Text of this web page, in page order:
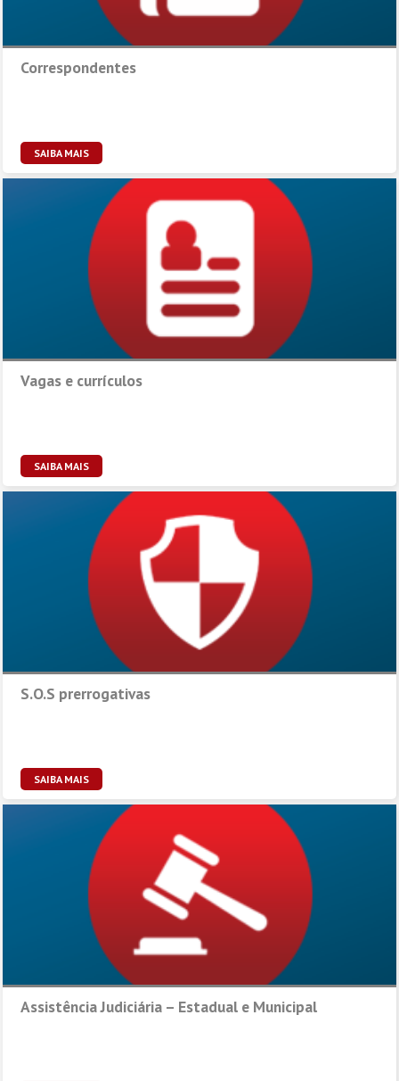
Correspondentes
SAIBA MAIS
Vagas e currículos
SAIBA MAIS
S.O.S prerrogativas
SAIBA MAIS
Assistência Judiciária – Estadual e Municipal